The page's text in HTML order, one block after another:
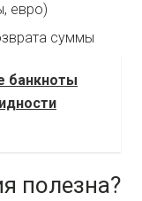
евро)
суммы
банкноты
полезна?